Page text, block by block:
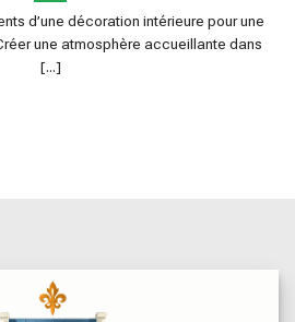
d’une décoration intérieure pour une
une atmosphère accueillante dans
[...]